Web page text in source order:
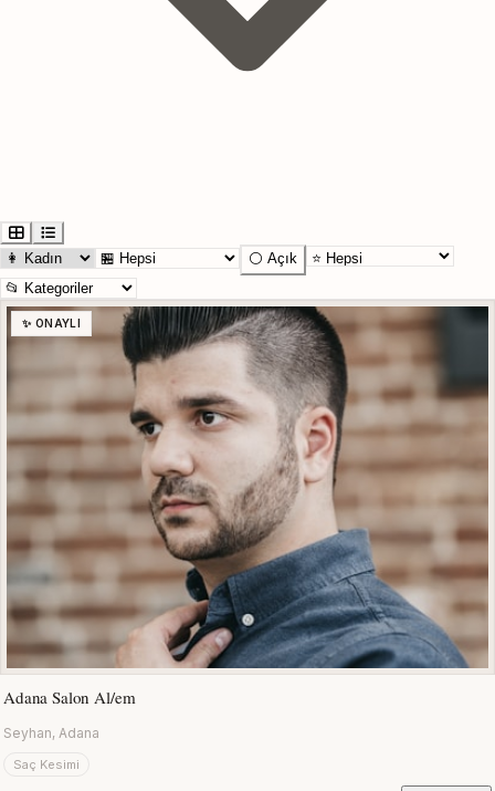
⚪ Açık
✨ ONAYLI
Adana Salon Al/em
Seyhan, Adana
Saç Kesimi